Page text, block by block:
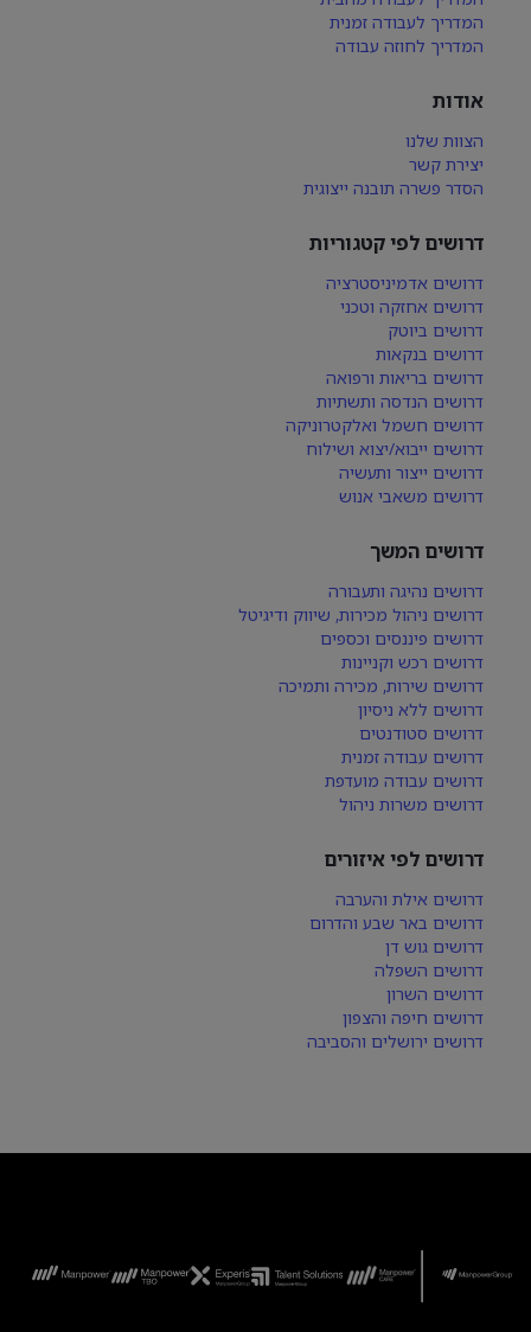
המדריך לעבודה זמנית
המדריך לחוזה עבודה
אודות
הצוות שלנו
יצירת קשר
הסדר פשרה תובנה ייצוגית
דרושים לפי קטגוריות
דרושים אדמיניסטרציה
דרושים אחזקה וטכני
דרושים ביוטק
דרושים בנקאות
דרושים בריאות ורפואה
דרושים הנדסה ותשתיות
דרושים חשמל ואלקטרוניקה
דרושים ייבוא/יצוא ושילוח
דרושים ייצור ותעשיה
דרושים משאבי אנוש
דרושים המשך
דרושים נהיגה ותעבורה
דרושים ניהול מכירות, שיווק ודיגיטל
דרושים פיננסים וכספים
דרושים רכש וקניינות
דרושים שירות, מכירה ותמיכה
דרושים ללא ניסיון
דרושים סטודנטים
דרושים עבודה זמנית
דרושים עבודה מועדפת
דרושים משרות ניהול
דרושים לפי איזורים
דרושים אילת והערבה
דרושים באר שבע והדרום
דרושים גוש דן
דרושים השפלה
דרושים השרון
דרושים חיפה והצפון
דרושים ירושלים והסביבה